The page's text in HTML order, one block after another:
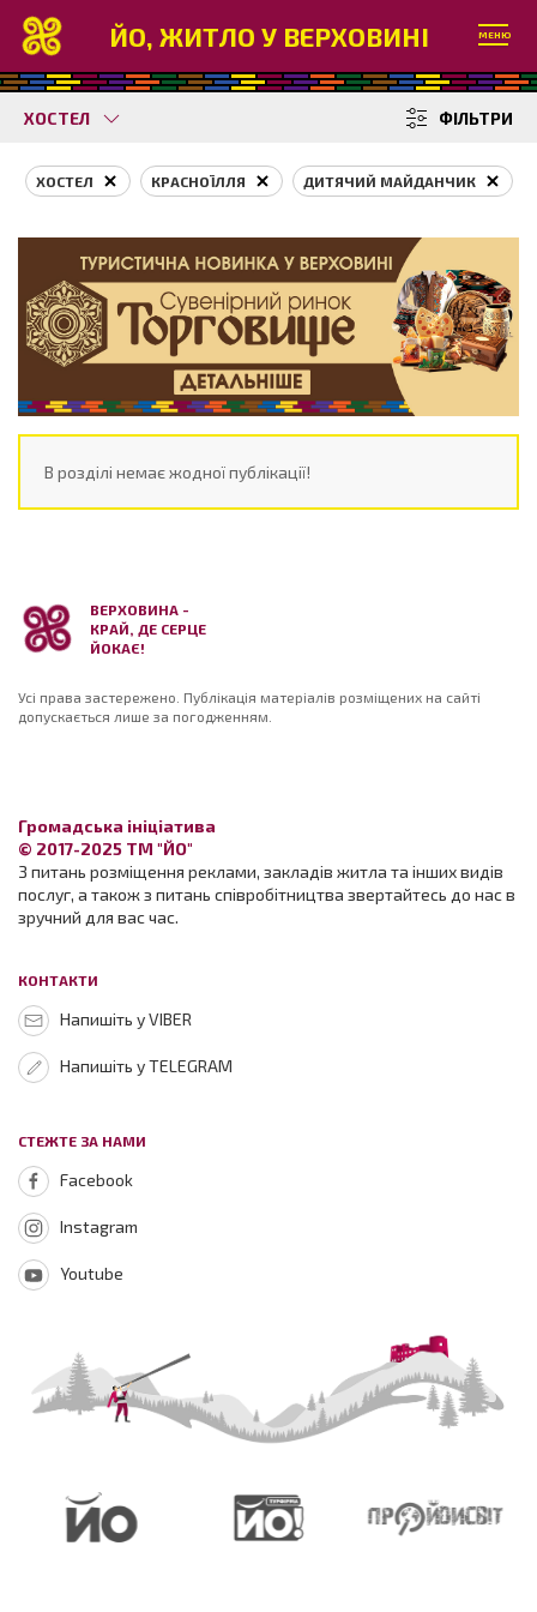
ЙО, ЖИТЛО У ВЕРХОВИНІ МЕНЮ
ХОСТЕЛ ФІЛЬТРИ
ХОСТЕЛ КРАСНОЇЛЛЯ ДИТЯЧИЙ МАЙДАНЧИК
В розділі немає жодної публікації!
ВЕРХОВИНА -
КРАЙ, ДЕ СЕРЦЕ
ЙОКАЄ!
Усі права застережено. Публікація матеріалів розміщених на сайті
допускається лише за погодженням.
Громадська ініціатива
© 2017-2025 ТМ "ЙО"
З питань розміщення реклами, закладів житла та інших видів
послуг, а також з питань співробітництва звертайтесь до нас в
зручний для вас час.
КОНТАКТИ
Напишіть у VIBER
Напишіть у TELEGRAM
СТЕЖТЕ ЗА НАМИ
Facebook
Instagram
Youtube